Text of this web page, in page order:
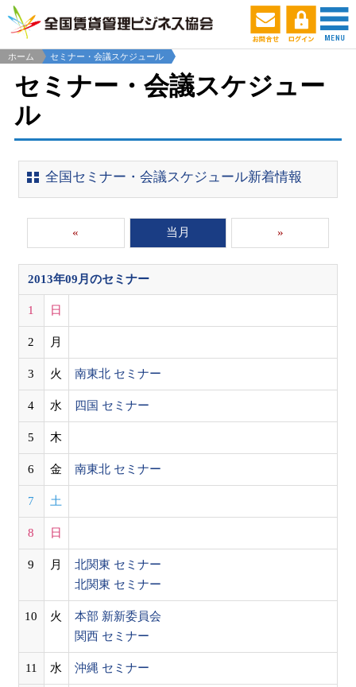
ホーム セミナー・会議スケジュール
セミナー・会議スケジュー
ル
全国セミナー・会議スケジュール新着情報
« 当月 »
2013年09月のセミナー
1 日
2 月
3 火 南東北 セミナー
4 水 四国 セミナー
5 木
6 金 南東北 セミナー
7 土
8 日
9 月
北関東 セミナー
北関東 セミナー
10 火
本部 新新委員会
関西 セミナー
11 水 沖縄 セミナー